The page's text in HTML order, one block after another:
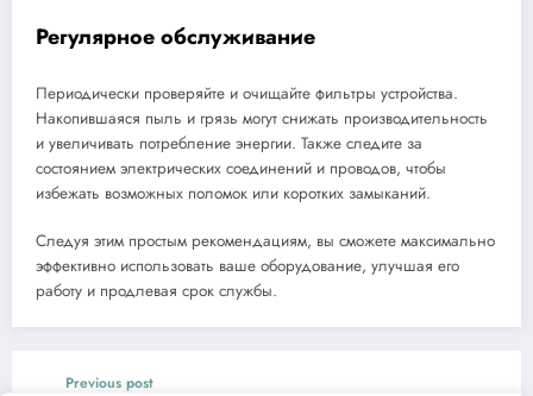
Регулярное обслуживание
Периодически проверяйте и очищайте фильтры устройства.
Накопившаяся пыль и грязь могут снижать производительность
и увеличивать потребление энергии. Также следите за
состоянием электрических соединений и проводов, чтобы
избежать возможных поломок или коротких замыканий.
Следуя этим простым рекомендациям, вы сможете максимально
эффективно использовать ваше оборудование, улучшая его
работу и продлевая срок службы.
Previous post